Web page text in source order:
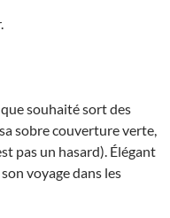
souhaité sort des
sobre couverture verte,
pas un hasard). Élégant
voyage dans les